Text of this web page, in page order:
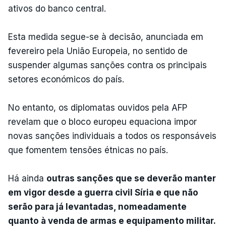
ativos do banco central.
Esta medida segue-se à decisão, anunciada em
fevereiro pela União Europeia, no sentido de
suspender algumas sanções contra os principais
setores económicos do país.
No entanto, os diplomatas ouvidos pela AFP
revelam que o bloco europeu equaciona impor
novas sanções individuais a todos os responsáveis
que fomentem tensões étnicas no país.
Há ainda outras sanções que se deverão manter
em vigor desde a guerra civil Síria e que não
serão para já levantadas, nomeadamente
quanto à venda de armas e equipamento militar.